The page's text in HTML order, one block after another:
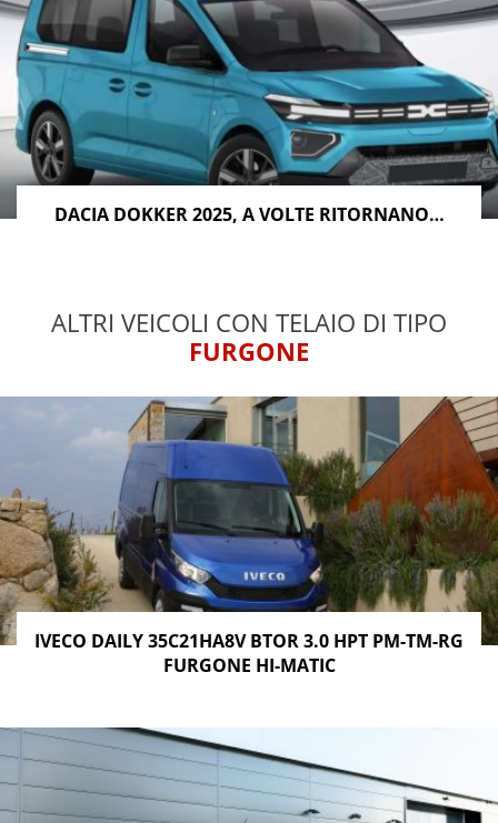
DACIA DOKKER 2025, A VOLTE RITORNANO…
ALTRI VEICOLI CON TELAIO DI TIPO
FURGONE
IVECO DAILY 35C21HA8V BTOR 3.0 HPT PM-TM-RG
FURGONE HI-MATIC